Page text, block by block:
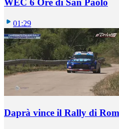
WEC 6 Ore di San Paolo
01:29
Daprà vince il Rally di